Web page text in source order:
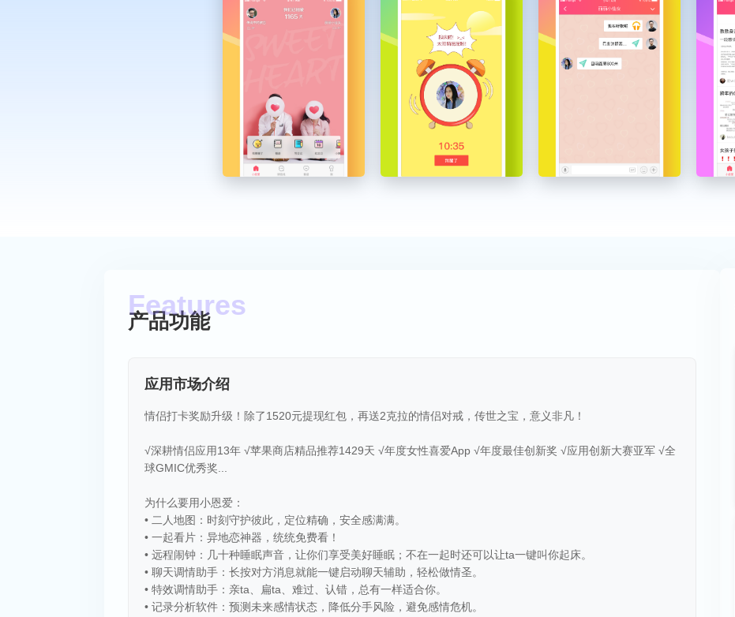
产品功能
应用市场介绍
情侣打卡奖励升级！除了1520元提现红包，再送2克拉的情侣对戒，传世之宝，意义非凡！
√深耕情侣应用13年 √苹果商店精品推荐1429天 √年度女性喜爱App √年度最佳创新奖 √应用创新大赛亚军 √全
球GMIC优秀奖...
为什么要用小恩爱：
• 二人地图：时刻守护彼此，定位精确，安全感满满。
• 一起看片：异地恋神器，统统免费看！
• 远程闹钟：几十种睡眠声音，让你们享受美好睡眠；不在一起时还可以让ta一键叫你起床。
• 聊天调情助手：长按对方消息就能一键启动聊天辅助，轻松做情圣。
• 特效调情助手：亲ta、扁ta、难过、认错，总有一样适合你。
• 记录分析软件：预测未来感情状态，降低分手风险，避免感情危机。